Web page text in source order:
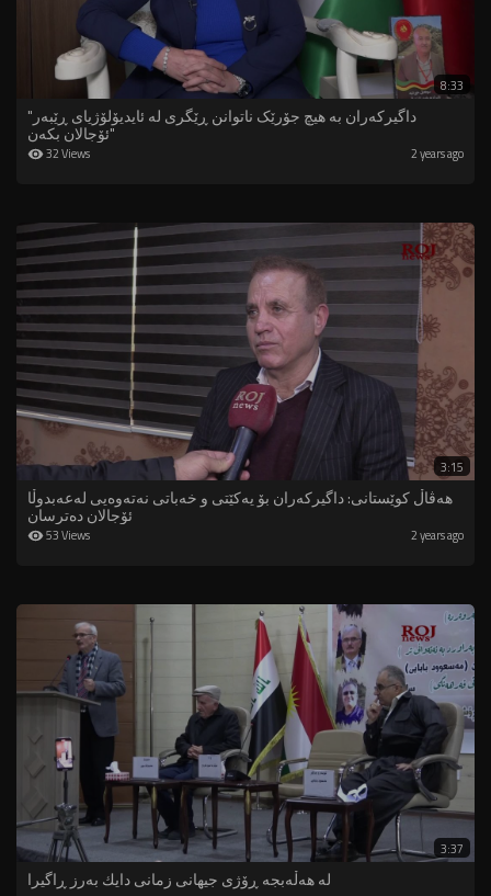
8:33
"داگیرکەران بە هیچ جۆرێک ناتوانن ڕێگری لە ئایدیۆلۆژیای ڕێبەر
ئۆجالان بکەن"
32 Views 2 years ago
3:15
هەڤاڵ کوێستانی: داگیرکەران بۆ یەکێتی و خەباتی نەتەوەیی لەعەبدوڵا
ئۆجالان دەترسان
53 Views 2 years ago
3:37
لە هەڵەبجە ڕۆژی جیهانی زمانی دایك بەرز ڕاگیرا